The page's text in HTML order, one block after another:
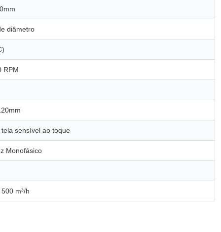
diâmetro
RPM
tela sensível ao toque
Monofásico
m³/h